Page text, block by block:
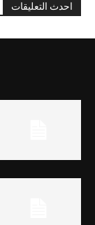
احدث التعليقات